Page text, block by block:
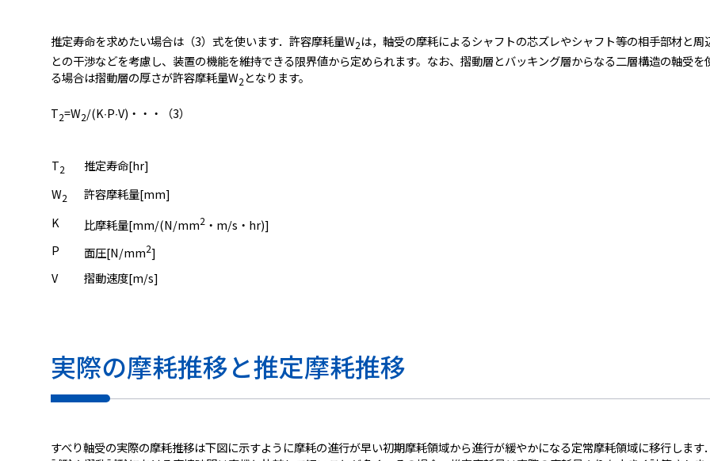
推定寿命を求めたい場合は（3）式を使います．許容摩耗量W2は，軸受の摩耗によるシャフトの芯ズレやシャフト等の相手部材と周
との干渉などを考慮し、装置の機能を維持できる限界値から定められます。なお、摺動層とバッキング層からなる二層構造の軸受を
る場合は摺動層の厚さが許容摩耗量W2 となります。
T2=W2/(K∙P∙V)・・・（3）
T2
推定寿命[hr]
W2
許容摩耗量[mm]
K
比摩耗量[mm/(N/mm2 ・m/s・hr)]
P
面圧[N/mm2]
V
摺動速度[m/s]
実際の摩耗推移と推定摩耗推移
すべり軸受の実際の摩耗推移は下図に示すように摩耗の進行が早い初期摩耗領域から進行が緩やかになる定常摩耗領域に移行します